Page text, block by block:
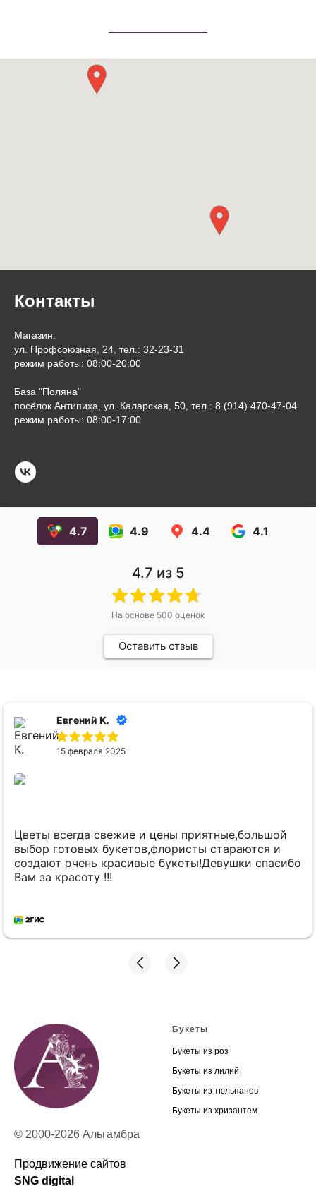
Контакты
Магазин:
ул. Профсоюзная, 24, тел.: 32-23-31
режим работы: 08:00-20:00
База "Поляна"
посёлок Антипиха, ул. Каларская, 50, тел.: 8 (914) 470-47-04
режим работы: 08:00-17:00
4.7 4.9 4.4 4.1
4.7 из 5
На основе 500 оценок
Оставить отзыв
Елена П.
24 ноября 2024
Лучший цветочный города! Лучшие девочки-
флористы! Сегодня, в День Мамы, сын заказал
букет, находясь в Красноярске. Доставили утром
и в самом лучшем виде! Огромная благодарность!
© 2000-2026 Альгамбра
Продвижение сайтов
SNG digital
Букеты
Букеты из роз
Букеты из лилий
Букеты из тюльпанов
Букеты из хризантем